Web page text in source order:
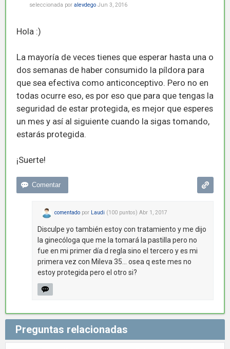
seleccionada por alevdego Jun 3, 2016
Hola :)
La mayoría de veces tienes que esperar hasta una o
dos semanas de haber consumido la píldora para
que sea efectiva como anticonceptivo. Pero no en
todas ocurre eso, es por eso que para que tengas la
seguridad de estar protegida, es mejor que esperes
un mes y así al siguiente cuando la sigas tomando,
estarás protegida.
¡Suerte!
comentado por Laudi (100 puntos) Abr 1, 2017
Disculpe yo también estoy con tratamiento y me dijo
la ginecóloga que me la tomará la pastilla pero no
fue en mi primer día d regla sino el tercero y es mi
primera vez con Mileva 35... osea q este mes no
estoy protegida pero el otro si?
Preguntas relacionadas